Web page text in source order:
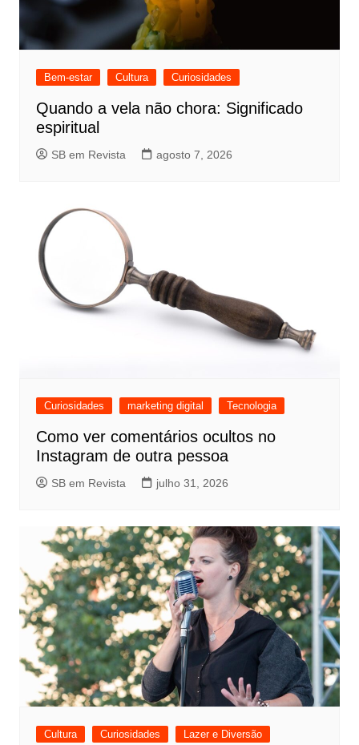
Bem-estar Cultura Curiosidades
Quando a vela não chora: Significado
espiritual
SB em Revista agosto 7, 2026
Curiosidades marketing digital Tecnologia
Como ver comentários ocultos no
Instagram de outra pessoa
SB em Revista julho 31, 2026
Cultura Curiosidades Lazer e Diversão